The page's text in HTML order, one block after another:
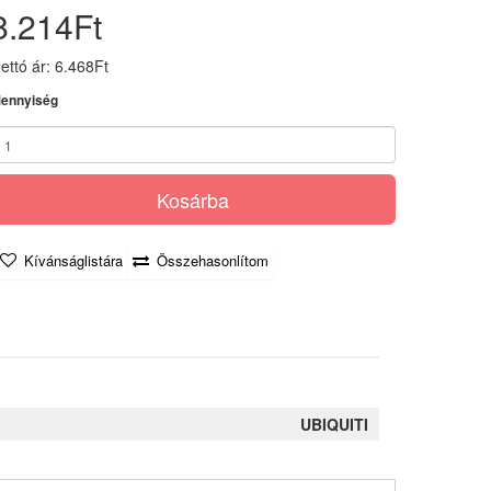
ár: 6.468Ft
Kosárba
Kívánságlistára Összehasonlítom
UBIQUITI